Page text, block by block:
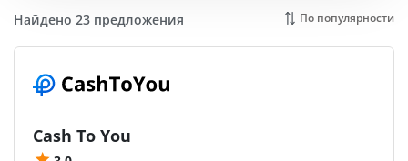
Найдено 23 предложения По популярности
Cash To You